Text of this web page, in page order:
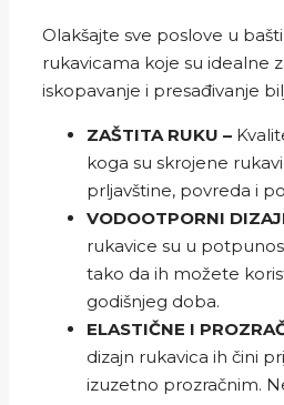
Olakšajte sve poslove u
rukavicama koje su idealne
iskopavanje i presađivanje
ZAŠTITA RUKU –
koga su skrojene
prljavštine, povreda i
VODOOTPORNI
rukavice su u
tako da ih možete
godišnjeg doba.
ELASTIČNE I
dizajn rukavica ih čini
izuzetno prozračnim.